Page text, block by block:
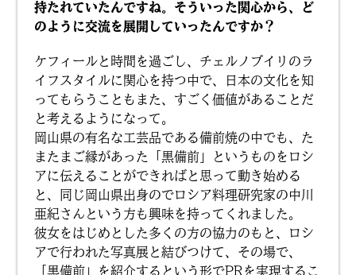
持たれていたんですね。そういった関心から、ど
のように交流を展開していったんですか？
ケフィールと時間を過ごし、チェルノブイリのラ
イフスタイルに関心を持つ中で、日本の文化を知
ってもらうこともまた、すごく価値があることだ
と考えるようになって。
岡山県の有名な工芸品である備前焼の中でも、た
またまご縁があった「黒備前」というものをロシ
アに伝えることができればと思って動き始める
と、同じ岡山県出身のでロシア料理研究家の中川
亜紀さんという方も興味を持ってくれました。
彼女をはじめとした多くの方の協力のもと、ロシ
アで行われた写真展と結びつけて、その場で、
「黒備前」を紹介するという形でPRを実現するこ